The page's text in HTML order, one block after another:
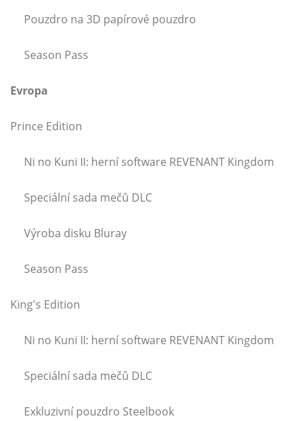
Pouzdro na 3D papírové pouzdro
Season Pass
Evropa
Prince Edition
Ni no Kuni II: herní software REVENANT Kingdom
Speciální sada mečů DLC
Výroba disku Bluray
Season Pass
King's Edition
Ni no Kuni II: herní software REVENANT Kingdom
Speciální sada mečů DLC
Exkluzivní pouzdro Steelbook